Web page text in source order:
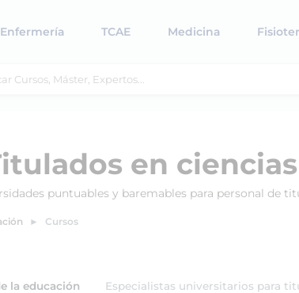
Enfermería TCAE Medicina
en
puntuables y baremables para personal de
Cursos
la educación Especialistas universitarios para